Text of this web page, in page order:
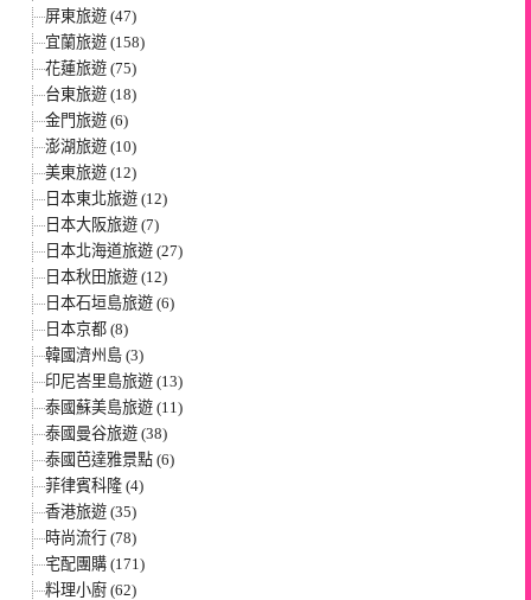
屏東旅遊 (47)
宜蘭旅遊 (158)
花蓮旅遊 (75)
台東旅遊 (18)
金門旅遊 (6)
澎湖旅遊 (10)
美東旅遊 (12)
日本東北旅遊 (12)
日本大阪旅遊 (7)
日本北海道旅遊 (27)
日本秋田旅遊 (12)
日本石垣島旅遊 (6)
日本京都 (8)
韓國濟州島 (3)
印尼峇里島旅遊 (13)
泰國蘇美島旅遊 (11)
泰國曼谷旅遊 (38)
泰國芭達雅景點 (6)
菲律賓科隆 (4)
香港旅遊 (35)
時尚流行 (78)
宅配團購 (171)
料理小廚 (62)